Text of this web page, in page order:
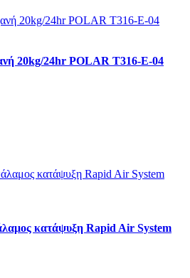
20kg/24hr POLAR T316-E-04
κατάψυξη Rapid Air System